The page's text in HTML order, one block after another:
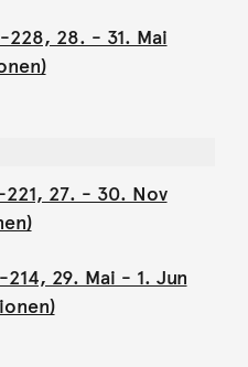
228, 28. - 31. Mai
27. - 30. Nov
29. Mai - 1. Jun